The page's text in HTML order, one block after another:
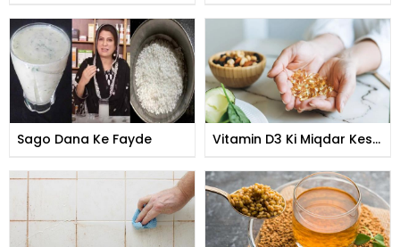
Sago Dana Ke Fayde
Vitamin D3 Ki Miqdar Kese